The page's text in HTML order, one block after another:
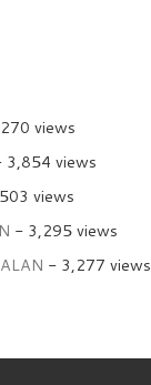
views
3,854 views
views
- 3,295 views
- 3,277 views